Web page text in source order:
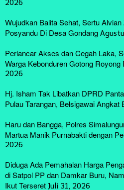
2026
Wujudkan Balita Sehat, Sertu
Posyandu Di Desa Gondang
Perlancar Akses dan Cegah Laka,
Warga Kebonduren Gotong Royong
2026
Hj. Isham Tak Libatkan DPRD
Pulau Tarangan, Belsigawai Angkat
Haru dan Bangga, Polres
Martua Manik Purnabakti dengan
2026
Diduga Ada Pemahalan Harga
di Satpol PP dan Damkar Buru,
Ikut Terseret Juli 31, 2026